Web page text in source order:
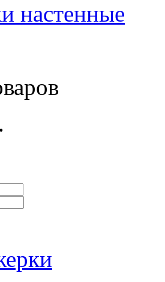
настенные